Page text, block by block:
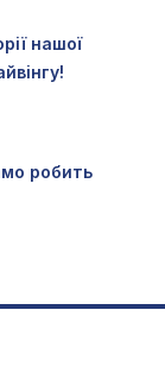
нашої
робить